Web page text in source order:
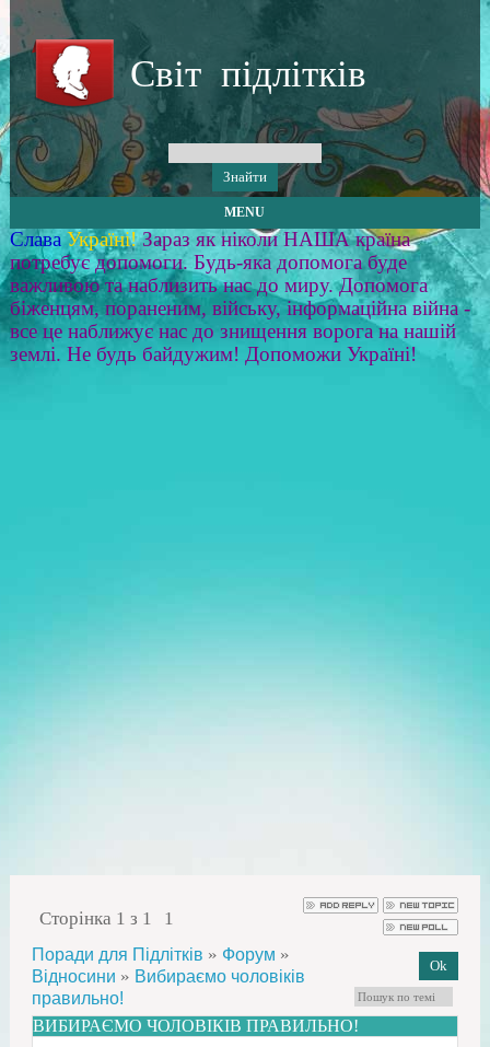
Світ підлітків
MENU
Слава Україні! Зараз як ніколи НАША країна
потребує допомоги. Будь-яка допомога буде
важливою та наблизить нас до миру. Допомога
біженцям, пораненим, війську, інформаційна війна -
все це наближує нас до знищення ворога на нашій
землі. Не будь байдужим! Допоможи Україні!
Сторінка 1 з 1 1
Поради для Підлітків » Форум »
Відносини » Вибираємо чоловіків
правильно!
ВИБИРАЄМО ЧОЛОВІКІВ ПРАВИЛЬНО!